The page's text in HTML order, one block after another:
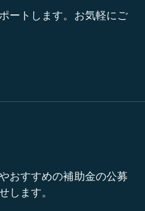
ートします。お気軽にご
おすすめの補助金の公募
します。